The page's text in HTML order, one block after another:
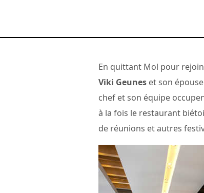
En quittant Mol pour
Viki Geunes et son épouse
chef et son équipe
à la fois le restaurant
de réunions et autres